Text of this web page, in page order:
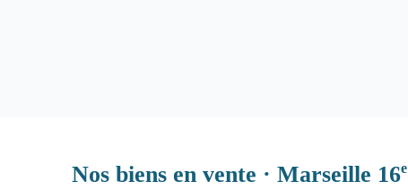
Nos biens en vente · Marseille 16e